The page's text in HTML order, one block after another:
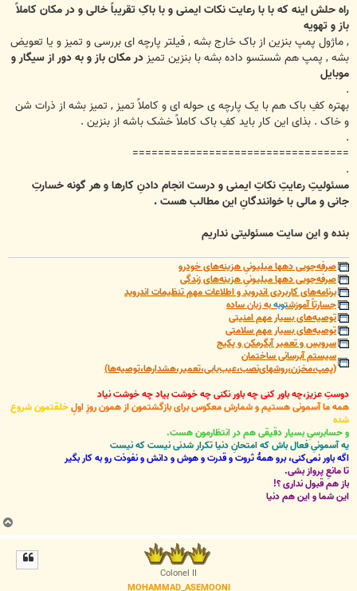
راه حلش اینه که بابا رعایت نکات ایمنی و با باکِ تقریباً خالی و در مکان کاملاً
باز و تهویه
, ماژول پمپ بنزین از باک خارج بشه , فیلتر پارچه ای بررسی و تمیز و یا تعویض
بشه , پمپ هم شستسو داده بشه با بنزین تمیزدر مکان باز و به دور از سیگار و
موبایل
بهتره کفِ باک هم با یک پارچه ی حوله ای و کاملاً تمیز , تمیز بشه از ذرات شن
و خاک . بذای این کار باید کفِ باک کاملاً خشک باشه از بنزین .
==================================
مسئولیتِ رعایتِ نکاتِ ایمنی و درست انجام دادنِ کارها و هر گونه خسارتِ
جانی و مالی با خوانندگانِ این مطالب هست .
بنده و این سایت مسئولیتی نداریم
صرفه‌جویی دهها میلیونیِ هزینه‌های خودرو
صرفه‌جویی دهها میلیونیِ هزینه‌های زندگی
برنامه‌های کاربردی اندروید و اطلاعات مهمِ تنظیمات اندروید
جسارتاً آموزشتوبهبه زبان ساده
توصیه‌های بسیار مهم امنیتی
توصیه‌های بسیار مهم سلامتی
سرویس و تعمیر آبگرمکن و پکیج
سیستم آبرسانی ساختمان
(پمپ،مخزن،روشهای‌نصب،عیب‌یابی،تعمیر،هشدارها،توصیه‌ها)
دوستِ عزیز،چه باور کنی چه باور نکنی چه خوشت بیاد چه خوشت نیاد
همه ما آسمونی هستیم و شمارش معکوس برای بازگشتمون از همون روزِ اولِخلقتمون شروع
شده
و حسابرسیِ بسیار دقیقی هم در انتظارمون هست.
یه آسمونیِ فعال باش که امتحانِ دنیا تکرار شدنی نیست که نیست
اگه باور نمی‌کنی، برو همۀ ثروت و قدرت و هوش و دانش و نفوذت رو به کار بگیر
تا مانعِ پرواز بشی.
باز هم قبول نداری ؟!
این شما و این هم دنیا
ب
ا
Colonel II
MOHAMMAD_ASEMOONI